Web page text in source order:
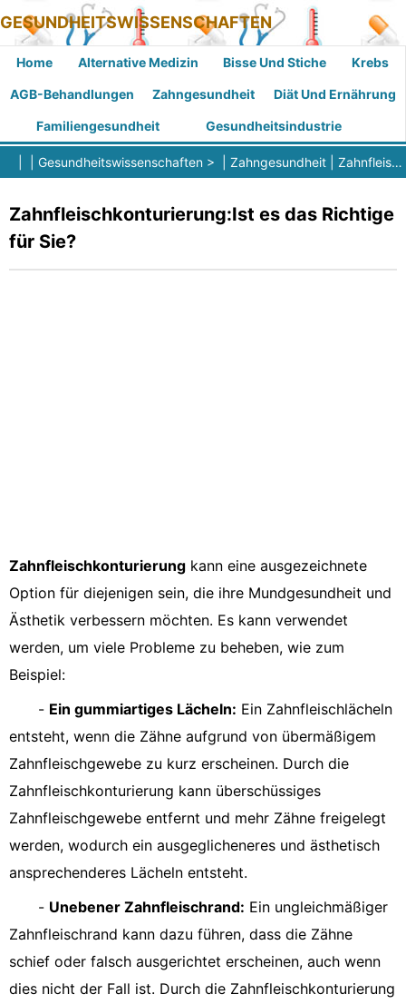
GESUNDHEITSWISSENSCHAFTEN
Home Alternative Medizin Bisse Und Stiche Krebs
AGB-Behandlungen Zahngesundheit Diät Und Ernährung
Familiengesundheit Gesundheitsindustrie
Gesundheitswissenschaften > | Zahngesundheit Zahnfleischerkrankung
Zahnfleischkonturierung:Ist es das Richtige
für Sie?
Zahnfleischkonturierung kann eine ausgezeichnete
Option für diejenigen sein, die ihre Mundgesundheit und
Ästhetik verbessern möchten. Es kann verwendet
werden, um viele Probleme zu beheben, wie zum
Beispiel:
- Ein gummiartiges Lächeln: Ein Zahnfleischlächeln
entsteht, wenn die Zähne aufgrund von übermäßigem
Zahnfleischgewebe zu kurz erscheinen. Durch die
Zahnfleischkonturierung kann überschüssiges
Zahnfleischgewebe entfernt und mehr Zähne freigelegt
werden, wodurch ein ausgeglicheneres und ästhetisch
ansprechenderes Lächeln entsteht.
- Unebener Zahnfleischrand: Ein ungleichmäßiger
Zahnfleischrand kann dazu führen, dass die Zähne
schief oder falsch ausgerichtet erscheinen, auch wenn
dies nicht der Fall ist. Durch die Zahnfleischkonturierung